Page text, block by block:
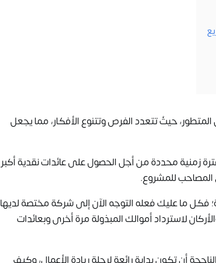
حيثُ تتعدد الفرص وتتنوع الأفكار، مما يجعل
زمنية محددة من أجل الحصول على عائدات نقدية أكبر
للمشروع.
فكل ما عليك فعله التوجه الآن إلى شركة مختصة لديها
لاسترداد أموالك المبذولة مرة أخرى وبعائدات